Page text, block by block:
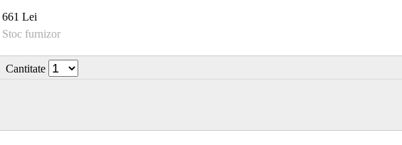
661 Lei
Stoc furnizor
Cantitate